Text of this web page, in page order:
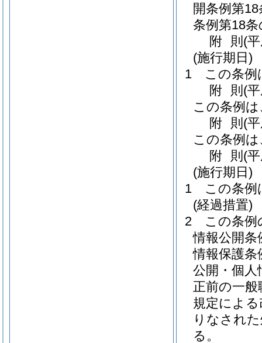
開条例第
条例第18
附 則 (
(施行期日)
1
この条例
附 則 (
この条例
附 則 (
この条例
附 則 (
(施行期日)
1
この条例
(経過措置)
2
この条例
情報公開条
情報保護条
公開・個人
正前の一
規定によ
りなされ
る。